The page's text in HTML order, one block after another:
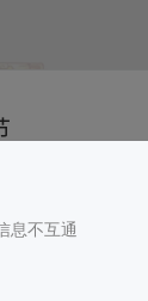
息不互通